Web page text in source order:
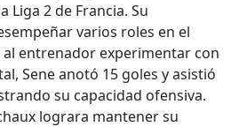
Liga 2 de Francia. Su
varios roles en el
entrenador experimentar con
Sene anotó 15 goles y asistió
su capacidad ofensiva.
lograra mantener su